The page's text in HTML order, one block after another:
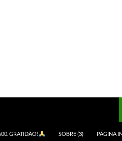
GRATIDÃO! SOBRE (3) PÁGINA